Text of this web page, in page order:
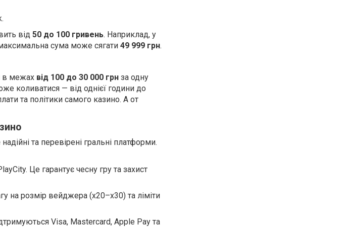
від 50 до 100 гривень. Наприклад, у
сума може сягати 49 999 грн.
в межах від 100 до 30 000 грн за одну
коливатися — від однієї години до
та політики самого казино. А от
та перевірені гральні платформи.
Це гарантує чесну гру та захист
на розмір вейджера (х20–х30) та ліміти
Visa, Mastercard, Apple Pay та